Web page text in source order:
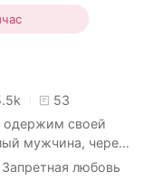
будущего мужа. У
может быть
перевернула
Искушение
в возрасте
53
мужчина, через
Запретная любовь